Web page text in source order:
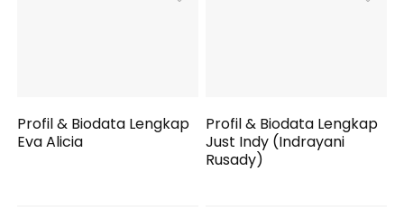
Profil & Biodata Lengkap
Eva Alicia
Profil & Biodata Lengkap
Just Indy (Indrayani
Rusady)